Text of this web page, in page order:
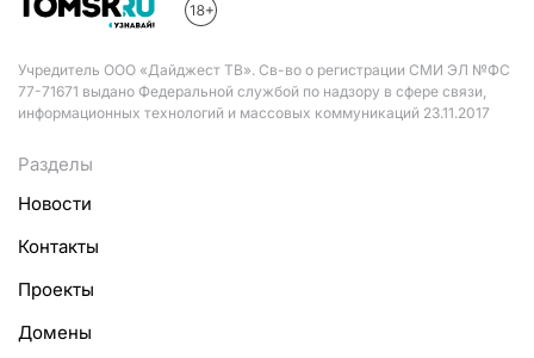
Учредитель ООО «Дайджест ТВ». Св-во о регистрации СМИ ЭЛ №ФС
77-71671 выдано Федеральной службой по надзору в сфере связи,
информационных технологий и массовых коммуникаций 23.11.2017
Разделы
Новости
Контакты
Проекты
Домены